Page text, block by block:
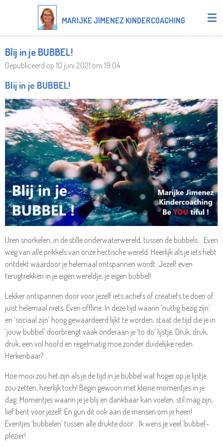
de
hoofdinhoud
MARIJKE JIMENEZ KINDERCOACHING
Blij in je BUBBEL!
Gepubliceerd op 10 juni 2021 om 19:04
Blij in je BUBBEL!
Uren snorkelen, in de stille onderwaterwereld, tussen de bubbels… Even
weg van alle prikkels van onze hectische wereld. Heerlijk als je iets hebt
ontdekt waardoor je helemaal ontspannen wordt. Jezelf even
terugtrekken in je eigen wereldje, je eigen bubbel!
Lekker ontspannen door voor jezelf iets actiefs of creatiefs te doen of
juist helemaal niets. Even offline. In deze tijd waarin ‘nuttig bezig zijn’
en ‘sociaal zijn’ hoog gewaardeerd lijkt te worden, staat de tijd die je in
‘jouw bubbel’ doorbrengt vaak onderaan je ‘to do’ lijstje. Druk, druk,
druk, een vol hoofd en regelmatig moe zonder duidelijke reden.
Herkenbaar?
Hoe mooi zou het zijn als je de tijd in je bubbel wat hoger op je lijstje
zou zetten, heerlijk toch! Begin gewoon met kleine momentjes in je
dag. Momentjes waarin je je blij en dankbaar kan voelen, stil mag zijn,
lief bent voor jezelf. En gun dit ook aan de mensen om je heen!
Eventjes ‘bubbelen’ tussen alle drukte door… Ik wens je veel ‘bubbel’-
plezier!